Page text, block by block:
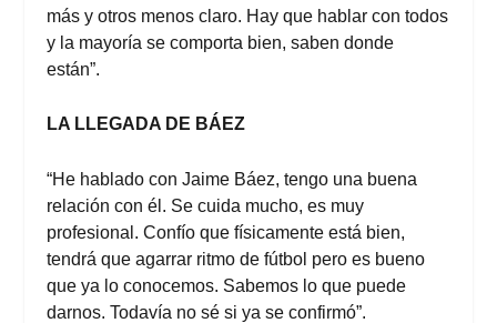
más y otros menos claro. Hay que hablar con todos
y la mayoría se comporta bien, saben donde
están”.
LA LLEGADA DE BÁEZ
“He hablado con Jaime Báez, tengo una buena
relación con él. Se cuida mucho, es muy
profesional. Confío que físicamente está bien,
tendrá que agarrar ritmo de fútbol pero es bueno
que ya lo conocemos. Sabemos lo que puede
darnos. Todavía no sé si ya se confirmó”.